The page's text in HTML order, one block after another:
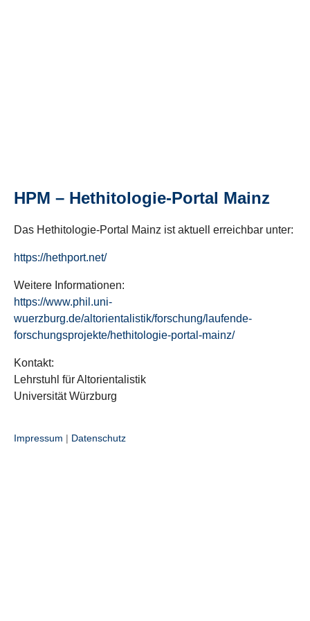
HPM – Hethitologie-Portal Mainz
Das Hethitologie-Portal Mainz ist aktuell erreichbar unter:
https://hethport.net/
Weitere Informationen:
https://www.phil.uni-
wuerzburg.de/altorientalistik/forschung/laufende-
forschungsprojekte/hethitologie-portal-mainz/
Kontakt:
Lehrstuhl für Altorientalistik
Universität Würzburg
Impressum | Datenschutz